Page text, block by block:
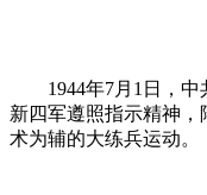
1944年7月1日，中共
新四军遵照指示精神
术为辅的大练兵运动。